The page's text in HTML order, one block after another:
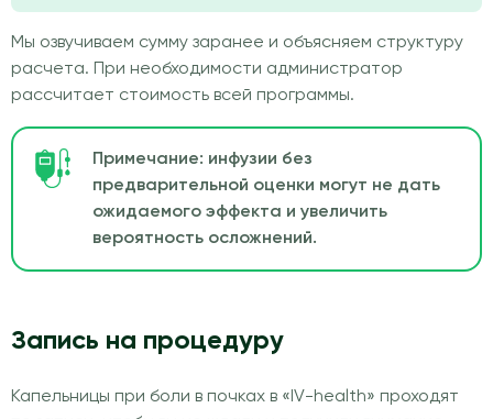
Мы озвучиваем сумму заранее и объясняем структуру
расчета. При необходимости администратор
рассчитает стоимость всей программы.
Примечание: инфузии без
предварительной оценки могут не дать
ожидаемого эффекта и увеличить
вероятность осложнений.
Запись на процедуру
Капельницы при боли в почках в «IV-health» проходят